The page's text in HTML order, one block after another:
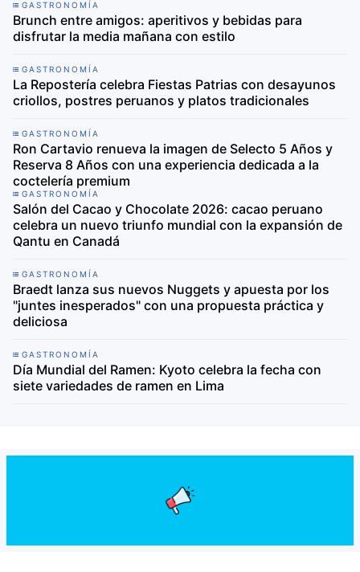
GASTRONOMÍA
Brunch entre amigos: aperitivos y bebidas para
disfrutar la media mañana con estilo
GASTRONOMÍA
La Repostería celebra Fiestas Patrias con desayunos
criollos, postres peruanos y platos tradicionales
GASTRONOMÍA
Ron Cartavio renueva la imagen de Selecto 5 Años y
Reserva 8 Años con una experiencia dedicada a la
coctelería premium
GASTRONOMÍA
Salón del Cacao y Chocolate 2026: cacao peruano
celebra un nuevo triunfo mundial con la expansión de
Qantu en Canadá
GASTRONOMÍA
Braedt lanza sus nuevos Nuggets y apuesta por los
"juntes inesperados" con una propuesta práctica y
deliciosa
GASTRONOMÍA
Día Mundial del Ramen: Kyoto celebra la fecha con
siete variedades de ramen en Lima